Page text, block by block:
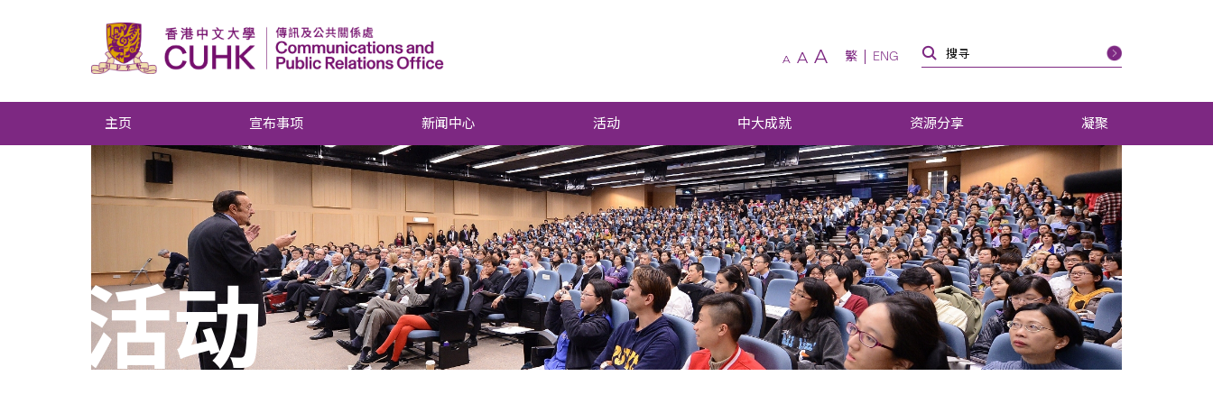
A A A 繁 ENG
主页 宣布事项 新闻中心 活动 中大成就 资源分享 凝聚
活动